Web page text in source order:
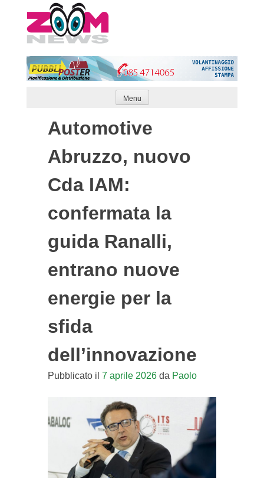
to
content
Menu
Automotive
Abruzzo, nuovo
Cda IAM:
confermata la
guida Ranalli,
entrano nuove
energie per la
sfida
dell’innovazione
Pubblicato il 7 aprile 2026da Paolo